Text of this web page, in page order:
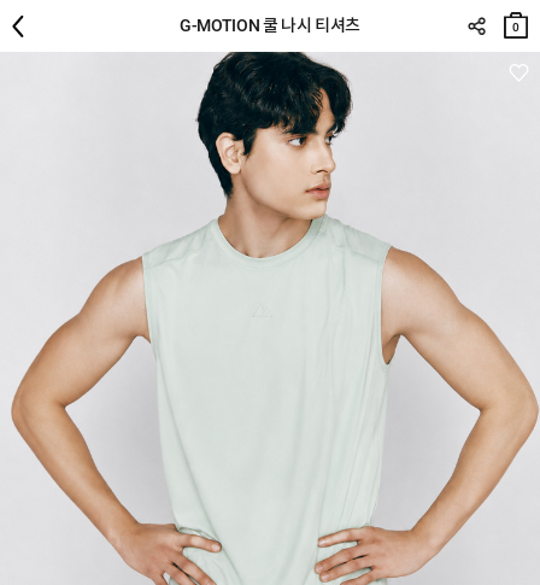
G-MOTION 쿨 나시 티셔츠
장바
구니
0